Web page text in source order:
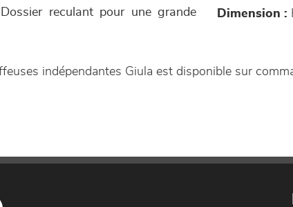
reculant pour une grande
Dimension :
indépendantes Giula est disponible sur